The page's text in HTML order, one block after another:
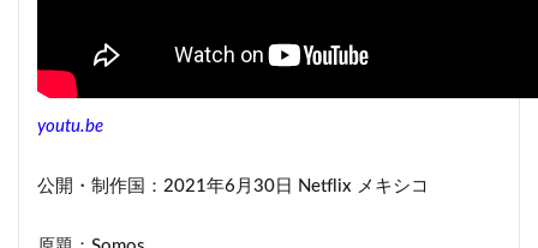
6 印象的なメキシコの風景
youtu.be
公開・制作国：2021年6月30日 Netflix メキシコ